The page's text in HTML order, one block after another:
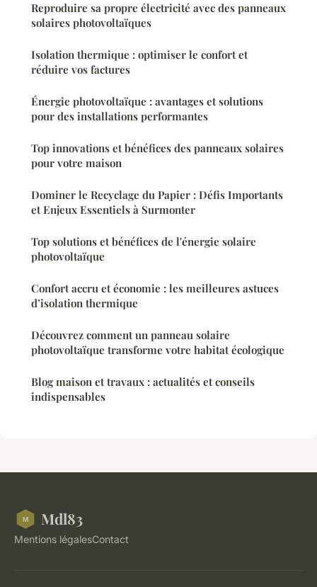
Reproduire sa propre électricité avec des panneaux
solaires photovoltaïques
Isolation thermique : optimiser le confort et
réduire vos factures
Énergie photovoltaïque : avantages et solutions
pour des installations performantes
Top innovations et bénéfices des panneaux solaires
pour votre maison
Dominer le Recyclage du Papier : Défis Importants
et Enjeux Essentiels à Surmonter
Top solutions et bénéfices de l'énergie solaire
photovoltaïque
Confort accru et économie : les meilleures astuces
d’isolation thermique
Découvrez comment un panneau solaire
photovoltaïque transforme votre habitat écologique
Blog maison et travaux : actualités et conseils
indispensables
Mdl83
Mentions légalesContact